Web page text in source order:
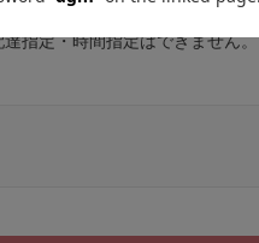
。
指定・時間指定はできません。